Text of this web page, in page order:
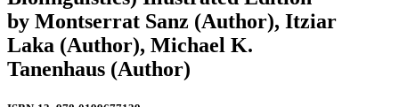
by Montserrat Sanz (Author), Itziar
Laka (Author), Michael K.
Tanenhaus (Author)